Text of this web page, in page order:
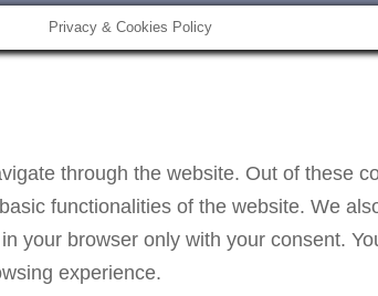
Privacy & Cookies Policy
through the website. Out of these
functionalities of the website. We
your browser only with your consent.
experience.